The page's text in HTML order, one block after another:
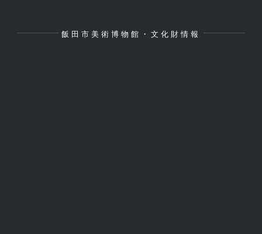
飯田市美術博物館・文化財情報